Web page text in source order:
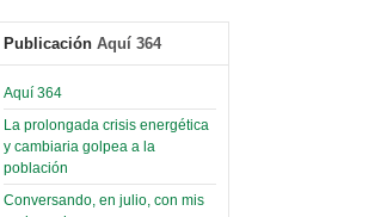
certificados por apoyo al
Séptimo Encuentro de
Economistas
Sábado, 14 Octubre 2023
Leer Más...
Trabajo Social de la UMSA
volverá a las urnas para elegir a
su directora
y esconder la
mano
El Infamatorio
Jueves, 10 Diciembre 2020
Read more...
Infierno Covid
parte VI:
Publicación Aquí 364
Aquí 364
La prolongada crisis energética
y cambiaria golpea a la
población
Conversando, en julio, con mis